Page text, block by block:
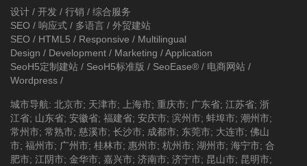
设计 / 开发 / 行销 / 综合服务
SEO / 响应式 / 多语言 / 外贸建站
SEO / HTML5 / Responsive / Multilingual
Design / Development / Marketing / Application
SeoH5定制建站 / SeoH5标准版 / SeoEase® / 电商网站 /
Wordpress /
城市导航: 北京市; 天津市; 上海市; 重庆市; 广东省; 江苏省; 浙
江省; 山东省; 安徽省; 福建省; 安庆市; 滨州市; 蚌埠市; 潮州市;
常州市; 常熟市; 慈溪市; 长沙市; 成都市; 东莞市; 大连市; 佛山
市; 福州市; 广州市; 桂林市; 惠州市; 杭州市; 湖州市; 海宁市; 合
肥市; 江阴市; 金华市; 嘉兴市; 济南市; 济宁市; 昆山市; 昆明市;